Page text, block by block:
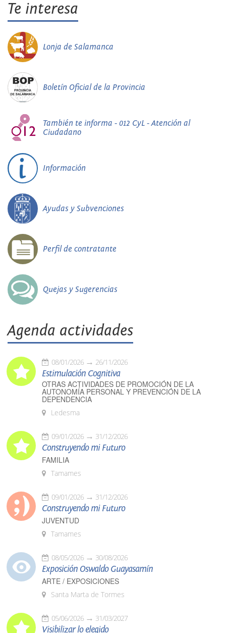
Te interesa
Lonja de Salamanca
Boletín Oficial de la Provincia
También te informa - 012 CyL - Atención al
Ciudadano
Información
Ayudas y Subvenciones
Perfil de contratante
Quejas y Sugerencias
Agenda actividades
08/01/2026 26/11/2026
Estimulación Cognitiva
OTRAS ACTIVIDADES DE PROMOCIÓN DE LA
AUTONOMÍA PERSONAL Y PREVENCIÓN DE LA
DEPENDENCIA
Ledesma
09/01/2026 31/12/2026
Construyendo mi Futuro
FAMILIA
Tamames
09/01/2026 31/12/2026
Construyendo mi Futuro
JUVENTUD
Tamames
08/05/2026 30/08/2026
Exposición Oswaldo Guayasamín
ARTE / EXPOSICIONES
Santa Marta de Tormes
05/06/2026 31/03/2027
Visibilizar lo elegido